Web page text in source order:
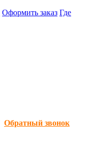
Оформить заказ Где
Обратный звонок